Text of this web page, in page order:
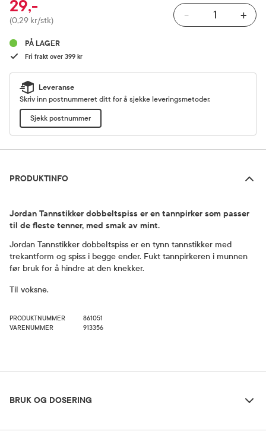
Pris
29,-
(0,29 kr/stk) - +
PÅ LAGER
Fri frakt over 399 kr
Leveranse
Skriv inn postnummeret ditt for å sjekke leveringsmetoder.
Sjekk postnummer
PRODUKTINFO
Jordan Tannstikker dobbeltspiss er en tannpirker som passer
til de fleste tenner, med smak av mint.
Jordan Tannstikker dobbeltspiss er en tynn tannstikker med
trekantform og spiss i begge ender. Fukt tannpirkeren i munnen
før bruk for å hindre at den knekker.
Til voksne.
PRODUKTNUMMER
861051
VARENUMMER
913356
BRUK OG DOSERING